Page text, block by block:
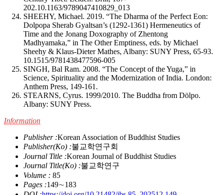
202.10.1163/9789047410829_013
SHEEHY, Michael. 2019. “The Dharma of the Perfect Eon:
Dolpopa Sherab Gyaltsan’s (1292-1361) Hermeneutics of
Time and the Jonang Doxography of Zhentong
Madhyamaka,” in The Other Emptiness, eds. by Michael
Sheehy & Klaus-Dieter Mathes, Albany: SUNY Press, 65-93.
10.1515/9781438477596-005
SINGH, Bal Ram. 2008. “The Concept of the Yuga,” in
Science, Spirituality and the Modernization of India. London:
Anthem Press, 149-161.
STEARNS, Cyrus. 1999/2010. The Buddha from Dölpo.
Albany: SUNY Press.
Information
Publisher :Korean Association of Buddhist Studies
Publisher(Ko) :불교학연구회
Journal Title :Korean Journal of Buddhist Studies
Journal Title(Ko) :불교학연구
Volume : 85
Pages :149∼183